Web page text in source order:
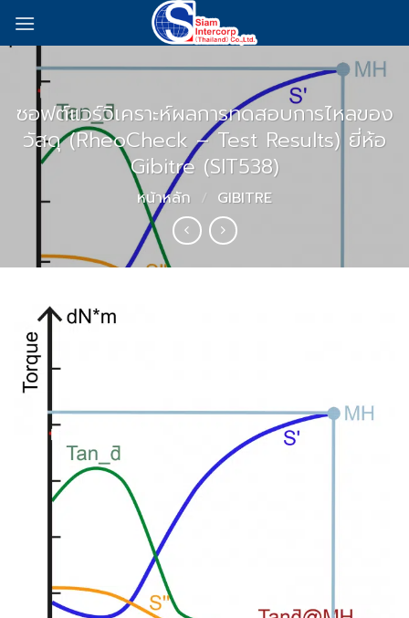
ซอฟต์แวร์วิเคราะห์ผลการทดสอบการไหลของ
วัสดุ (RheoCheck – Test Results) ยี่ห้อ
Gibitre (SIT538)
หน้าหลัก / GIBITRE